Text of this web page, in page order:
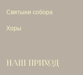
Святыни собора
Хоры
НАШ ПРИХОД